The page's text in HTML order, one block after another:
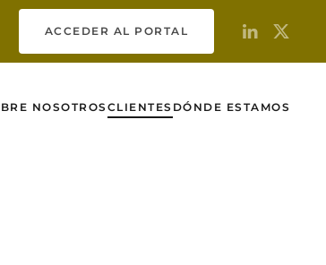
ACCEDER AL PORTAL
NOSOTROSCLIENTES DÓNDE ESTAMOS